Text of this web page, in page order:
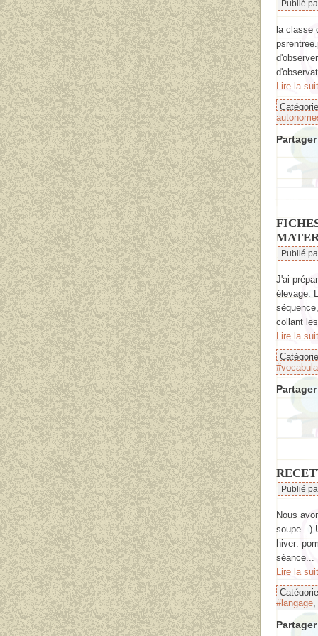
Publié
la classe
Lire la
Publié
J'ai
élevage:
collant
Lire la
Publié
Nous
soupe...)
hiver:
séance...
Lire la
#langage,